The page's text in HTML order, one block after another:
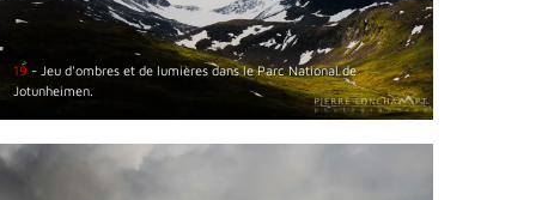
19 - Jeu d'ombres et de lumières dans le Parc National de
Jotunheimen.